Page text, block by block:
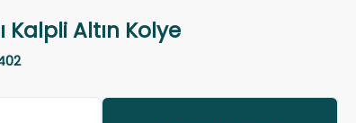
Kalpli Altın Kolye